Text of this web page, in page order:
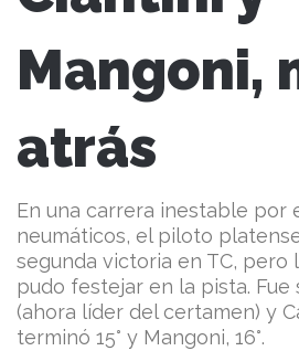
Mangoni,
atrás
En una carrera inestable por
neumáticos, el piloto
segunda victoria en TC, pero
pudo festejar en la pista. Fue
(ahora líder del certamen) y
terminó 15° y Mangoni, 16°.